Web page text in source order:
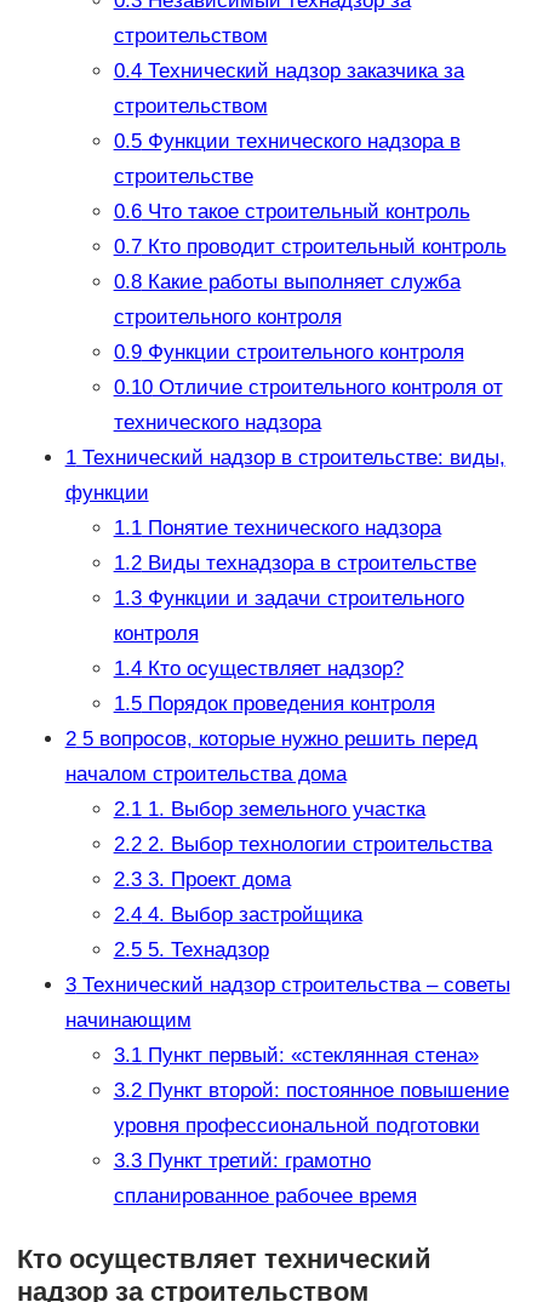
строительством
0.4Технический надзор заказчика за
строительством
0.5Функции технического надзора в
строительстве
0.6Что такое строительный контроль
0.7Кто проводит строительный контроль
0.8Какие работы выполняет служба
строительного контроля
0.9Функции строительного контроля
0.10Отличие строительного контроля от
технического надзора
1Технический надзор в строительстве: виды,
функции
1.1Понятие технического надзора
1.2Виды технадзора в строительстве
1.3Функции и задачи строительного
контроля
1.4Кто осуществляет надзор?
1.5Порядок проведения контроля
25 вопросов, которые нужно решить перед
началом строительства дома
2.11. Выбор земельного участка
2.22. Выбор технологии строительства
2.33. Проект дома
2.44. Выбор застройщика
2.55. Технадзор
3Технический надзор строительства – советы
начинающим
3.1Пункт первый: «стеклянная стена»
3.2Пункт второй: постоянное повышение
уровня профессиональной подготовки
3.3Пункт третий: грамотно
спланированное рабочее время
Кто осуществляет технический
надзор за строительством